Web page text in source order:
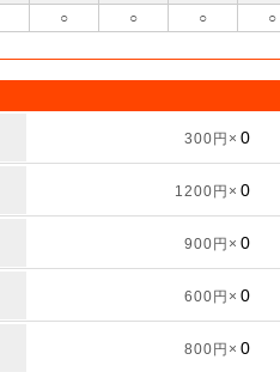
○ ○ ○ ○
300円×
1200円×
900円×
600円×
800円×